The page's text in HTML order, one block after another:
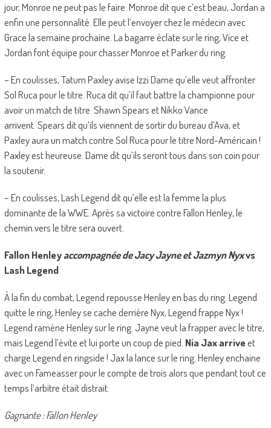
jour, Monroe ne peut pas le faire. Monroe dit que c’est beau, Jordan a
enfin une personnalité. Elle peut l’envoyer chez le médecin avec
Grace la semaine prochaine. La bagarre éclate sur le ring, Vice et
Jordan font équipe pour chasser Monroe et Parker du ring.
– En coulisses, Tatum Paxley avise Izzi Dame qu’elle veut affronter
Sol Ruca pour le titre. Ruca dit qu’il faut battre la championne pour
avoir un match de titre. Shawn Spears et Nikko Vance
arrivent. Spears dit qu’ils viennent de sortir du bureau d’Ava, et
Paxley aura un match contre Sol Ruca pour le titre Nord-Américain !
Paxley est heureuse. Dame dit qu’ils seront tous dans son coin pour
la soutenir.
– En coulisses, Lash Legend dit qu’elle est la femme la plus
dominante de la WWE. Après sa victoire contre Fallon Henley, le
chemin vers le titre sera ouvert.
Fallon Henleyaccompagnée de Jacy Jayne et Jazmyn Nyxvs
Lash Legend
À la fin du combat, Legend repousse Henley en bas du ring. Legend
quitte le ring, Henley se cache derrière Nyx, Legend frappe Nyx !
Legend ramène Henley sur le ring. Jayne veut la frapper avec le titre,
mais Legend l’évite et lui porte un coup de pied. Nia Jax arriveet
charge Legend en ringside ! Jax la lance sur le ring. Henley enchaine
avec un Fameasser pour le compte de trois alors que pendant tout ce
temps l’arbitre était distrait.
Gagnante : Fallon Henley